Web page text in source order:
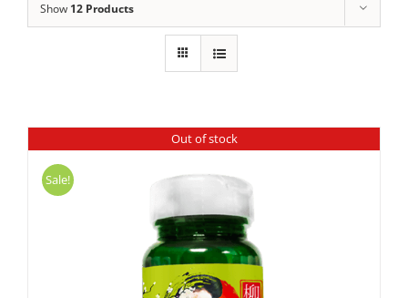
Show 12 Products
Out of stock
Sale!